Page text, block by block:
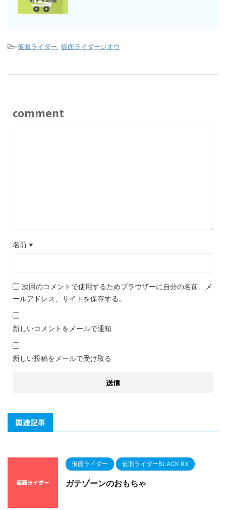
-仮面ライダー, 仮面ライダージオウ
comment
名前 ※
次回のコメントで使用するためブラウザーに自分の名前、メ
ールアドレス、サイトを保存する。
新しいコメントをメールで通知
新しい投稿をメールで受け取る
関連記事
仮面ライダー 仮面ライダーBLACK RX
ガテゾーンのおもちゃ